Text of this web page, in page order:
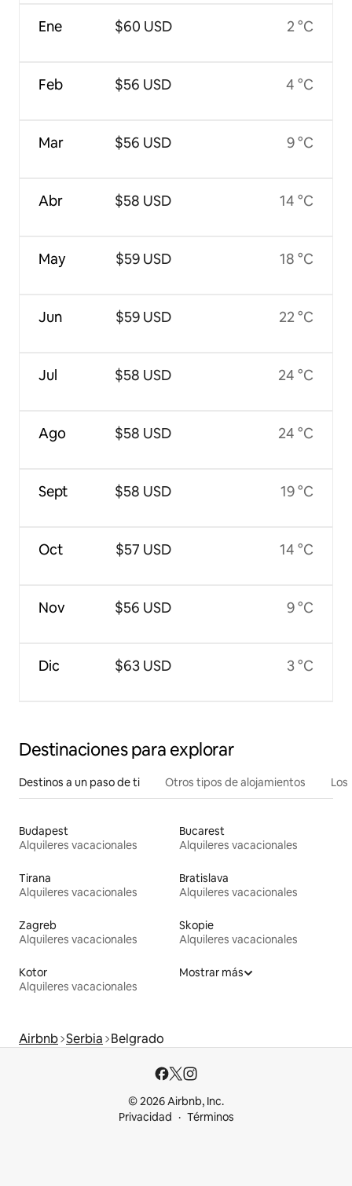
Ene
Feb
Mar
Abr
May
Jun
Jul
Ago
Sept
Oct
Nov
Dic
$60 USD
$56 USD
$56 USD
$58 USD
$59 USD
$59 USD
$58 USD
$58 USD
$58 USD
$57 USD
$56 USD
$63 USD
2 °C
4 °C
9 °C
14 °C
18 °C
22 °C
24 °C
24 °C
19 °C
14 °C
9 °C
3 °C
Destinaciones para explorar
Destinos a un paso de ti Otros tipos de alojamientos
Budapest
Alquileres vacacionales
Bucarest
Alquileres vacacionales
Tirana
Alquileres vacacionales
Bratislava
Alquileres vacacionales
Zagreb
Alquileres vacacionales
Skopie
Alquileres vacacionales
Kotor
Alquileres vacacionales
Mostrar más
Airbnb Serbia Belgrado
© 2026 Airbnb, Inc.
Privacidad
Términos